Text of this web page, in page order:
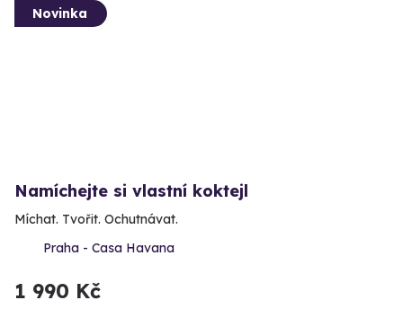
Novinka
Namíchejte si vlastní koktejl
Míchat. Tvořit. Ochutnávat.
Praha - Casa Havana
1 990 Kč